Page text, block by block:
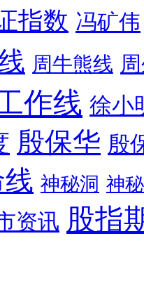
指数 冯矿伟
周牛熊线
作线 徐小
殷保华 殷
神秘洞 神
资讯 股指